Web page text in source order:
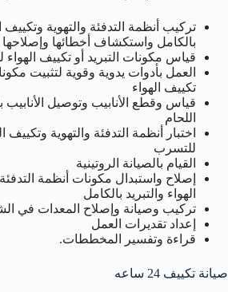
تركيب أنظمة التدفئة والتهوية وتكييف
بالكامل واستكشاف أخطائها وإصلاحها
قياس مكونات التبريد أو تكييف الهواء
العمل بأدوات يدوية وقوية لتثبيت
تكييف الهواء
قياس وقطع الأنابيب وتوصيل
اللحام
اختبار أنظمة التدفئة والتهوية وتكييف
للتسرب
القيام بالصيانة الروتينية
إصلاح واستبدال مكونات أنظمة
الهواء والتبريد بالكامل
تركيب وصيانة وإصلاح المعدات في
إعداد تقديرات العمل
قراءة وتفسير المخططات.
صيانة تكييف 24 ساعه